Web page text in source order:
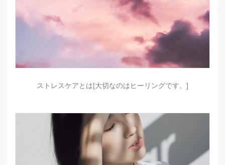
ストレスケアとは[大切なのはヒーリングです。]